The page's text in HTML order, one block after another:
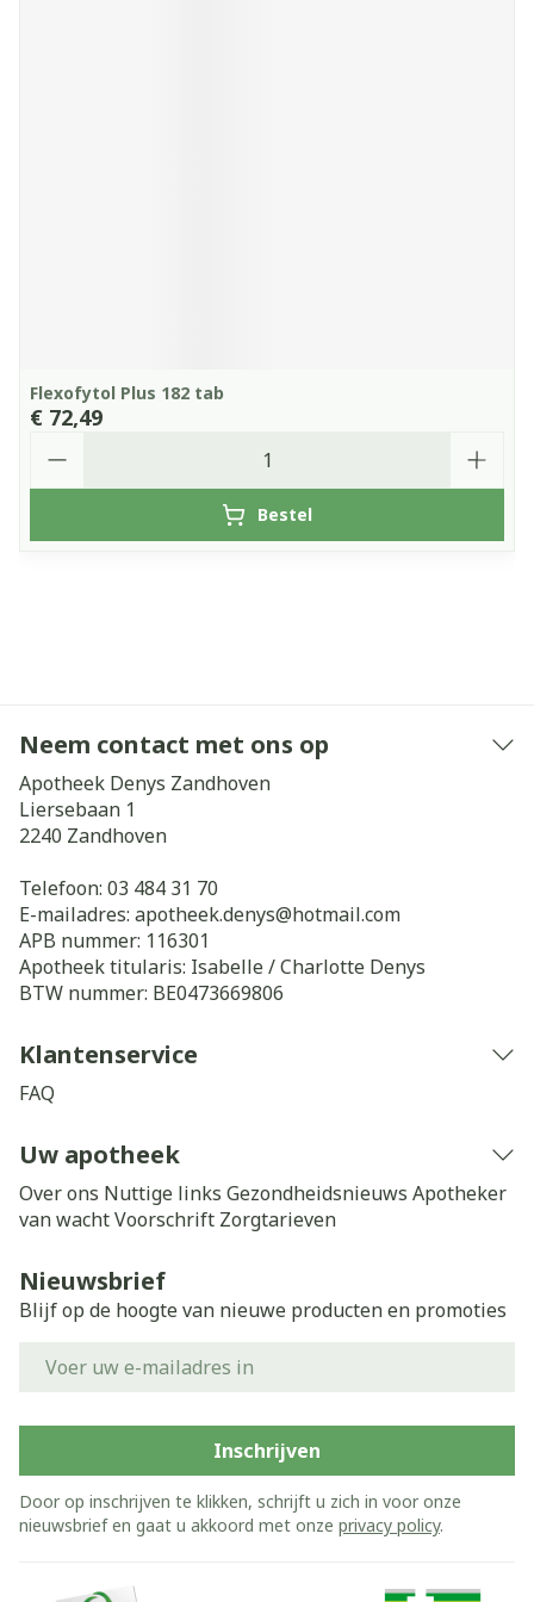
Flexofytol Plus 182 tab
€ 72,49
Bestel
Neem contact met ons op
Apotheek Denys Zandhoven
Liersebaan 1
2240 Zandhoven
Telefoon: 03 484 31 70
E-mailadres: apotheek.denys@hotmail.com
APB nummer: 116301
Apotheek titularis: Isabelle / Charlotte Denys
BTW nummer: BE0473669806
Klantenservice
FAQ
Uw apotheek
Over ons Nuttige links Gezondheidsnieuws Apotheker
van wachtVoorschrift Zorgtarieven
Nieuwsbrief
Blijf op de hoogte van nieuwe producten en promoties
Inschrijven
Door op inschrijven te klikken, schrijft u zich in voor onze
nieuwsbrief en gaat u akkoord met onze privacy policy.